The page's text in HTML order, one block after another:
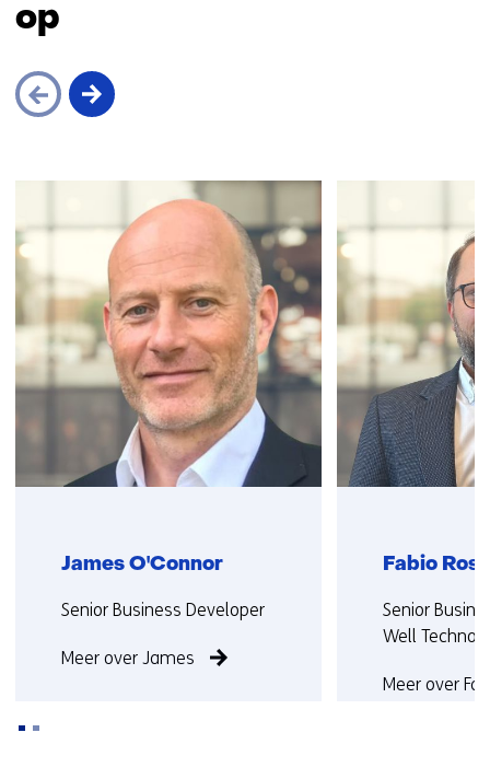
op
navigatie
over
(Neem
contact
met
ons
op)
James O'Connor
Functie:
Senior Business Developer
Meer over James
Fabio
Functie:
Senior
Well
Meer over